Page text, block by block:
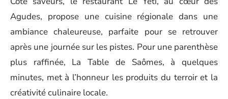
Agudes, propose une cuisine régionale dans une
ambiance chaleureuse, parfaite pour se retrouver
après une journée sur les pistes. Pour une parenthèse
plus raffinée, La Table de Saômes, à quelques
minutes, met à l’honneur les produits du terroir et la
créativité culinaire locale.